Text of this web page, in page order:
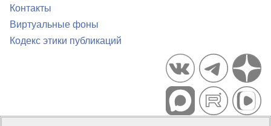
Контакты
Виртуальные фоны
Кодекс этики публикаций